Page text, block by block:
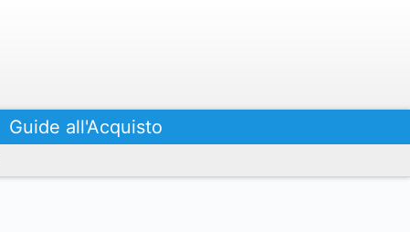
Guide all'Acquisto